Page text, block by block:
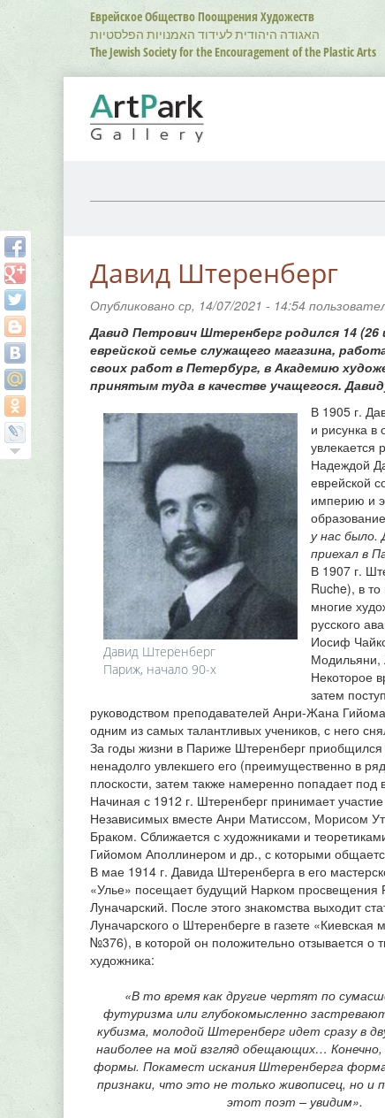
Еврейское Общество Поощрения Художеств
האגודה היהודית לעידוד האמנויות הפלסטיות
The Jewish Society for the Encouragement of the Plastic Arts
Давид Штеренберг
Опубликовано ср, 14/07/2021 - 14:54
Давид Петрович Штеренберг родился 14
еврейской семье служащего магазина,
своих работ в Петербург, в Академию
принятым туда в качестве учащегося.
Давид Штеренберг
Париж, начало 90-х
В 1905 г.
и рисунка в
увлекается
Надеждой
еврейской
империю и
у нас было.
приехал в
В 1907 г.
Ruche), в
многие
русского
Иосиф
Модильяни,
Некоторое
затем
руководством преподавателей Анри-Жана
одним из самых талантливых учеников, с него
За годы жизни в Париже Штеренберг приобщился
ненадолго увлекшего его (преимущественно в
плоскости, затем также намеренно попадает
Начиная с 1912 г. Штеренберг принимает
Независимых вместе Анри Матиссом, Морисом
Браком. Сближается с художниками и
Гийомом Аполлинером и др., с которыми
В мае 1914 г. Давида Штеренберга в его
«Улье» посещает будущий Нарком
Луначарский. После этого знакомства выходит
Луначарского о Штеренберге в газете «Киевская
№376), в которой он положительно отзывается о
художника:
«В то время как другие чертят по
футуризма или глубокомысленно
кубизма, молодой Штеренберг идет сразу в
наиболее на мой взгляд обещающих…
формы. Покамест искания Штеренберга
признаки, что это не только живописец, но и
этот поэт – увидим».